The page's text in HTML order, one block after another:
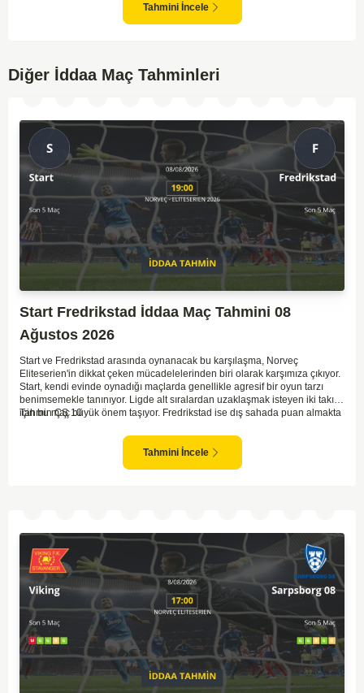
alındığında, maçın dengede geçmesi olasıdır ve her iki tarafın da gol
şansı bulunmaktadır. Özellikle Jaro'nun savunma zaafları ve VPS'nin hızlı
Tahmini İncele
Diğer İddaa Maç Tahminleri
Start Fredrikstad İddaa Maç Tahmini 08
Ağustos 2026
Start ve Fredrikstad arasında oynanacak bu karşılaşma, Norveç
Eliteserien'in dikkat çeken mücadelelerinden biri olarak karşımıza çıkıyor.
Start, kendi evinde oynadığı maçlarda genellikle agresif bir oyun tarzı
benimsemekle tanınıyor. Ligde alt sıralardan uzaklaşmak isteyen iki takım
için bu maç büyük önem taşıyor. Fredrikstad ise dış sahada puan almakta
mücadelede zorluk çıkartabilir. Maçın temposunun yüksek olacağını ve
her iki takımın da sonuca gitmeye odaklanacağını düşünüyorum.
Tahmin ÇŞ 10
Tahmini İncele